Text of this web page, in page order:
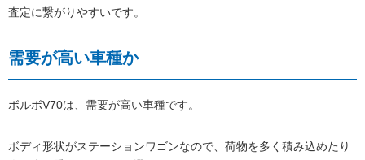
査定に繋がりやすいです。
需要が高い車種か
ボルボV70は、需要が高い車種です。
ボディ形状がステーションワゴンなので、荷物を多く積み込めたり